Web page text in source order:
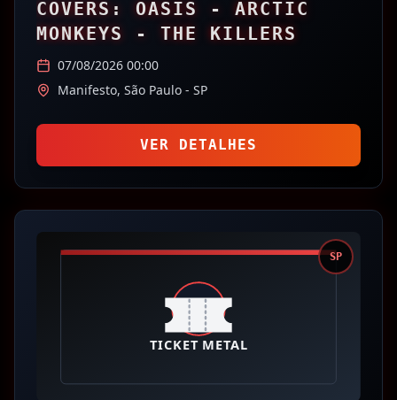
COVERS: OASIS - ARCTIC
MONKEYS - THE KILLERS
07/08/2026 00:00
Manifesto, São Paulo - SP
VER DETALHES
SP